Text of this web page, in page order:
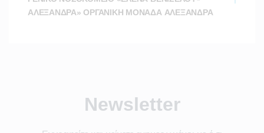
ΑΛΕΞΑΝΔΡΑ» ΟΡΓΑΝΙΚΗ ΜΟΝΑΔΑ ΑΛΕΞΑΝΔΡΑ